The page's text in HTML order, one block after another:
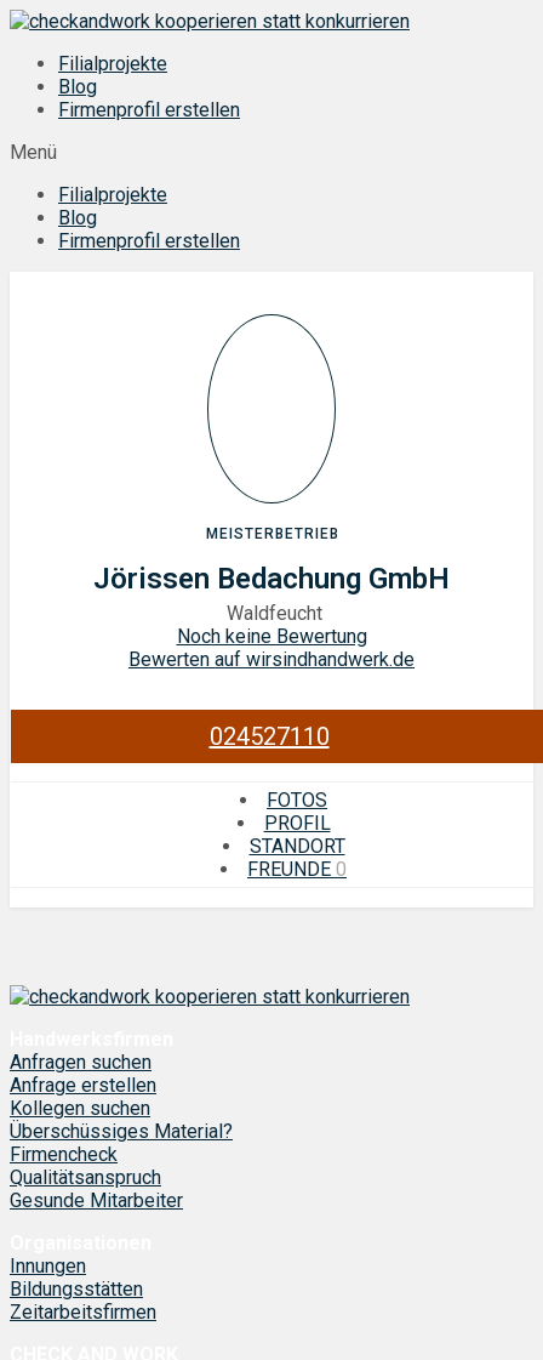
Zum
springenFilialprojekte
Blog
Firmenprofil erstellen
Menü
Filialprojekte
Blog
Firmenprofil erstellen
MEISTERBETRIEB
Jörissen Bedachung GmbH
Waldfeucht
Noch keine Bewertung
Bewerten auf wirsindhandwerk.de
024527110
FOTOS
PROFIL
STANDORT
FREUNDE 0
Anfragen suchen
Anfrage erstellen
Kollegen suchen
Überschüssiges Material?
Firmencheck
Qualitätsanspruch
Gesunde Mitarbeiter
Innungen
Bildungsstätten
Zeitarbeitsfirmen